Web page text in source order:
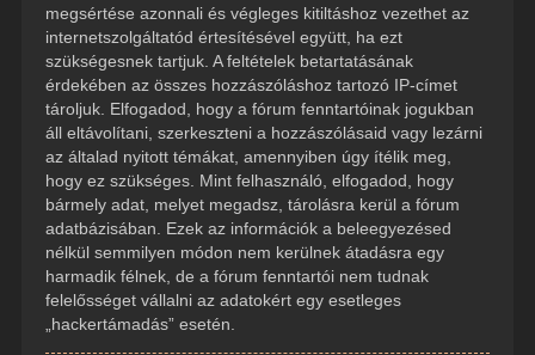
megsértése azonnali és végleges kitiltáshoz vezethet az
internetszolgáltatód értesítésével együtt, ha ezt
szükségesnek tartjuk. A feltételek betartatásának
érdekében az összes hozzászóláshoz tartozó IP-címet
tároljuk. Elfogadod, hogy a fórum fenntartóinak jogukban
áll eltávolítani, szerkeszteni a hozzászólásaid vagy lezárni
az általad nyitott témákat, amennyiben úgy ítélik meg,
hogy ez szükséges. Mint felhasználó, elfogadod, hogy
bármely adat, melyet megadsz, tárolásra kerül a fórum
adatbázisában. Ezek az információk a beleegyezésed
nélkül semmilyen módon nem kerülnek átadásra egy
harmadik félnek, de a fórum fenntartói nem tudnak
felelősséget vállalni az adatokért egy esetleges
„hackertámadás” esetén.